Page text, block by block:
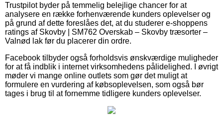
Trustpilot byder på temmelig belejlige chancer for at
analysere en række forhenværende kunders oplevelser og
på grund af dette foreslåes det, at du studerer e-shoppens
ratings af Skovby | SM762 Overskab – Skovby træsorter –
Valnød lak før du placerer din ordre.
Facebook tilbyder også forholdsvis ønskværdige muligheder
for at få indblik i internet virksomhedens pålidelighed. I øvrigt
møder vi mange online outlets som gør det muligt at
formulere en vurdering af købsoplevelsen, som også bør
tages i brug til at fornemme tidligere kunders oplevelser.